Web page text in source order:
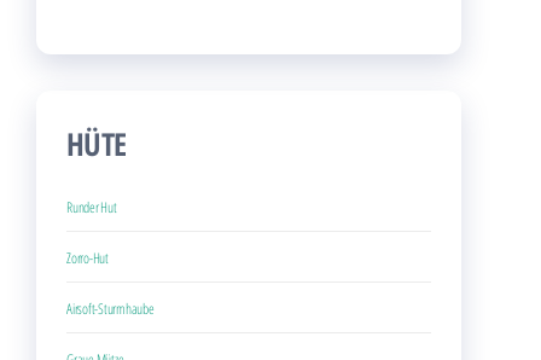
HÜTE
Runder Hut
Zorro-Hut
Airsoft-Sturmhaube